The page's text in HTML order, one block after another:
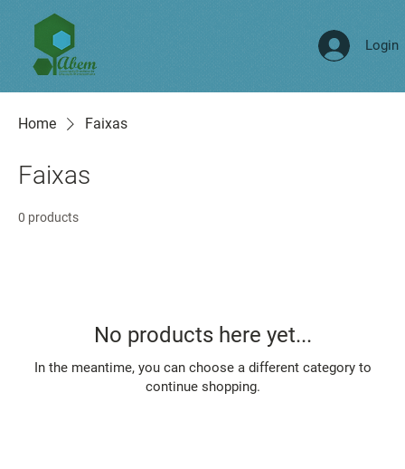
Login
Home Faixas
Faixas
0 products
No products here yet...
In the meantime, you can choose a different category to
continue shopping.